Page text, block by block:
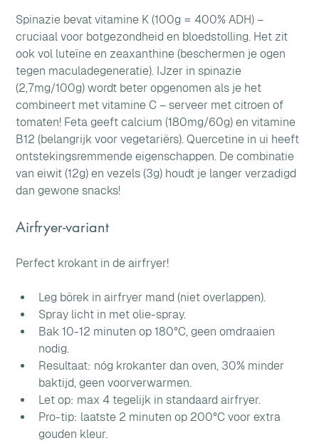
Spinazie bevat vitamine K (100g = 400% ADH) –
cruciaal voor botgezondheid en bloedstolling. Het zit
ook vol luteïne en zeaxanthine (beschermen je ogen
tegen maculadegeneratie). IJzer in spinazie
(2,7mg/100g) wordt beter opgenomen als je het
combineert met vitamine C – serveer met citroen of
tomaten! Feta geeft calcium (180mg/60g) en vitamine
B12 (belangrijk voor vegetariërs). Quercetine in ui heeft
ontstekingsremmende eigenschappen. De combinatie
van eiwit (12g) en vezels (3g) houdt je langer verzadigd
dan gewone snacks!
Airfryer-variant
Perfect krokant in de airfryer!
Leg börek in airfryer mand (niet overlappen).
Spray licht in met olie-spray.
Bak 10-12 minuten op 180°C, geen omdraaien
nodig.
Resultaat: nóg krokanter dan oven, 30% minder
baktijd, geen voorverwarmen.
Let op: max 4 tegelijk in standaard airfryer.
Pro-tip: laatste 2 minuten op 200°C voor extra
gouden kleur.